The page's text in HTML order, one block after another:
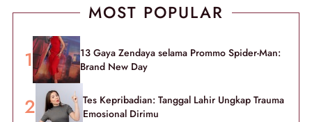
MOST POPULAR
13 Gaya Zendaya selama Prommo Spider-Man:
Brand New Day
Tes Kepribadian: Tanggal Lahir Ungkap Trauma
Emosional Dirimu